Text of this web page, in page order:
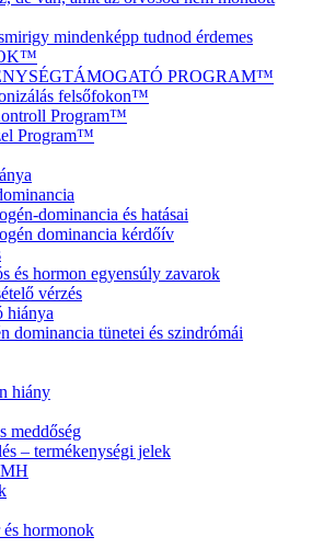
mindenképp tudnod érdemes
PROGRAM™
felsőfokon™
Program™
Program™
dominancia és hatásai
dominancia kérdőív
és hormon egyensúly zavarok
vérzés
hiánya
dominancia tünetei és szindrómái
hiány
meddőség
– termékenységi jelek
hormonok